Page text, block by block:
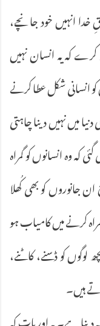
انہیں خود جانچے،
کہ یہ انسان نہیں
انسانی شکل عطا کرنے
میں نہیں دینا چاہتی
وہ انسانوں کو گمراہ
جانوروں کو بھی کُھلا
کرنے میں کامیاب ہو
کو ڈسنے، کاٹنے،
ہیں۔
ہے۔ یہ اور بات کہ